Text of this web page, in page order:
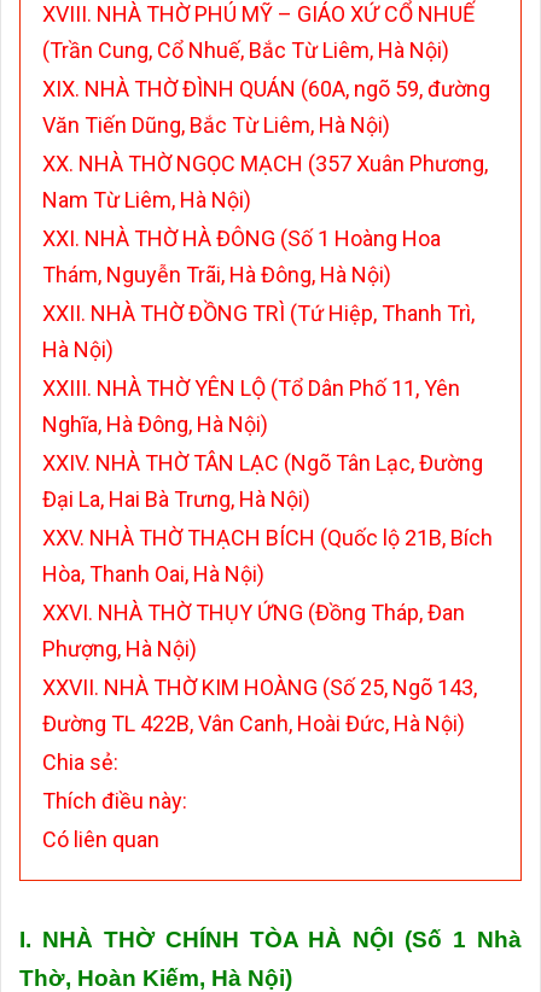
XVIII. NHÀ THỜ PHÚ MỸ – GIÁO XỨ CỔ NHUẾ
(Trần Cung, Cổ Nhuế, Bắc Từ Liêm, Hà Nội)
XIX. NHÀ THỜ ĐÌNH QUÁN (60A, ngõ 59, đường
Văn Tiến Dũng, Bắc Từ Liêm, Hà Nội)
XX. NHÀ THỜ NGỌC MẠCH (357 Xuân Phương,
Nam Từ Liêm, Hà Nội)
XXI. NHÀ THỜ HÀ ĐÔNG (Số 1 Hoàng Hoa
Thám, Nguyễn Trãi, Hà Đông, Hà Nội)
XXII. NHÀ THỜ ĐỒNG TRÌ (Tứ Hiệp, Thanh Trì,
Hà Nội)
XXIII. NHÀ THỜ YÊN LỘ (Tổ Dân Phố 11, Yên
Nghĩa, Hà Đông, Hà Nội)
XXIV. NHÀ THỜ TÂN LẠC (Ngõ Tân Lạc, Đường
Đại La, Hai Bà Trưng, Hà Nội)
XXV. NHÀ THỜ THẠCH BÍCH (Quốc lộ 21B, Bích
Hòa, Thanh Oai, Hà Nội)
XXVI. NHÀ THỜ THỤY ỨNG (Đồng Tháp, Đan
Phượng, Hà Nội)
XXVII. NHÀ THỜ KIM HOÀNG (Số 25, Ngõ 143,
Đường TL 422B, Vân Canh, Hoài Đức, Hà Nội)
Chia sẻ:
Thích điều này:
Có liên quan
I. NHÀ THỜ CHÍNH TÒA HÀ NỘI (Số 1 Nhà
Thờ, Hoàn Kiếm, Hà Nội)